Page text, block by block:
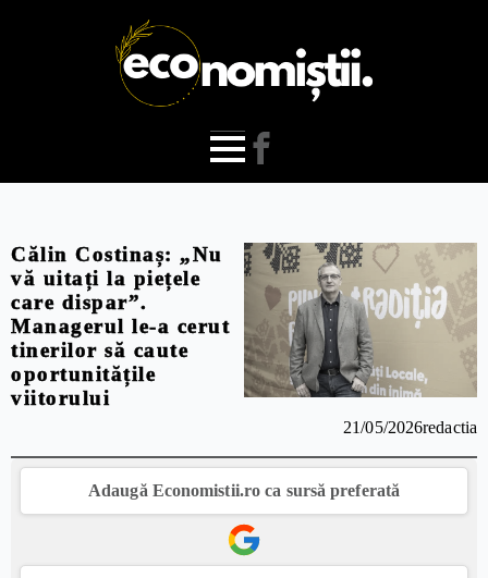
Călin Costinaș: „Nu
vă uitați la piețele
care dispar”.
Managerul le-a cerut
tinerilor să caute
oportunitățile
viitorului
21/05/2026redactia
Adaugă Economistii.ro ca sursă preferată